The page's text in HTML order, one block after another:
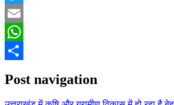
Twitter
Email
WhatsApp
Post navigation